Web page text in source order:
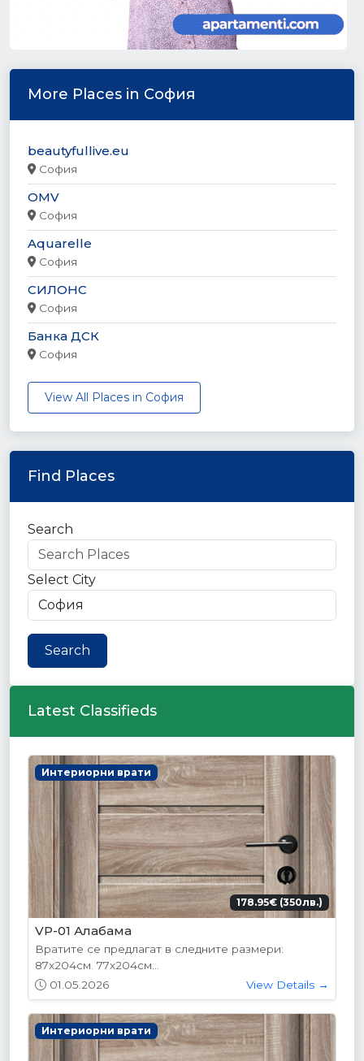
More Places in София
beautyfullive.eu
София
OMV
София
Aquarelle
София
СИЛОНС
София
Банка ДСК
София
View All Places in София
Find Places
Search
Select City
Search
Latest Classifieds
Интериорни врати
178.95€ (350лв.)
VP-01 Алабама
Вратите се предлагат в следните размери:
87х204см. 77х204см...
01.05.2026
View Details →
Интериорни врати